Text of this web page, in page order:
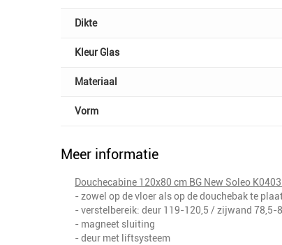
Dikte
Kleur Glas
Materiaal
Vorm
Meer informatie
Douchecabine 120x80 cm BG New Soleo
- zowel op de vloer als op de douchebak te
- verstelbereik: deur 119-120,5 / zijwand 78,5-
- magneet sluiting
- deur met liftsysteem